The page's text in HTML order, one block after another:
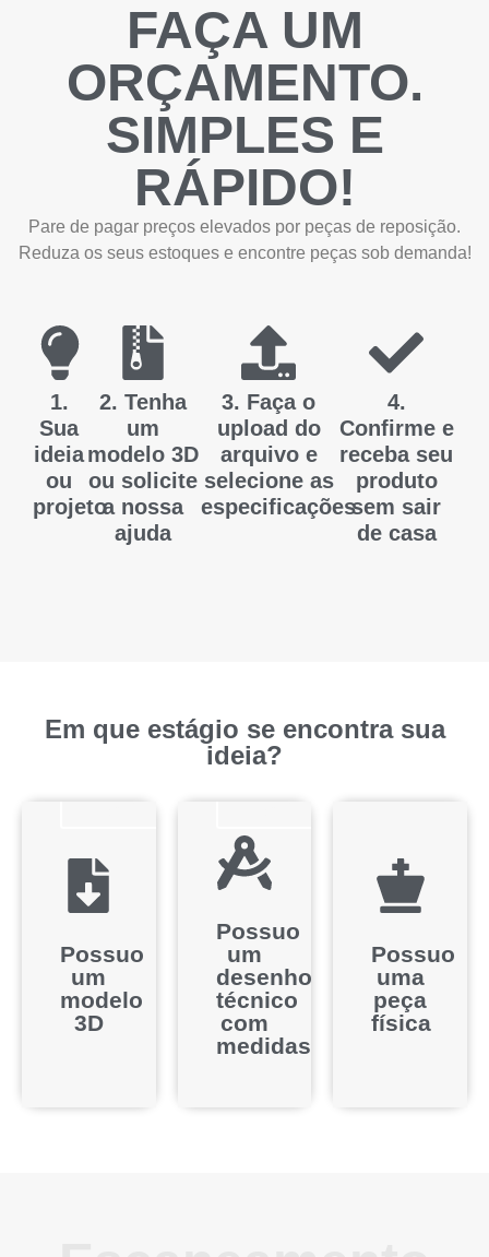
FAÇA UM
ORÇAMENTO.
SIMPLES E
RÁPIDO!
Pare de pagar preços elevados por peças de reposição.
Reduza os seus estoques e encontre peças sob demanda!
1.
Sua
ideia
ou
projeto
2. Tenha
um
modelo 3D
ou solicite
a nossa
ajuda
3. Faça o
upload do
arquivo e
selecione as
especificações
4.
Confirme e
receba seu
produto
sem sair
de casa
Em que estágio se encontra sua
ideia?
Possuo
um
modelo
3D
Sim! Eu
já
.IGS
Possuo
um
desenho
técnico
com
medidas
Tenho
um
prototipar.
Possuo
uma
peça
física
Possuo
uma